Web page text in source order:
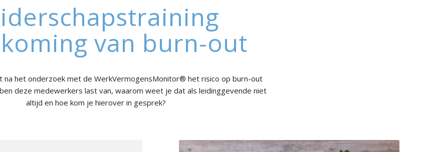
van burn-out
na het onderzoek met de WerkVermogensMonitor® het risico op burn-out
deze medewerkers last van, waarom weet je dat als leidinggevende niet
altijd en hoe kom je hierover in gesprek?